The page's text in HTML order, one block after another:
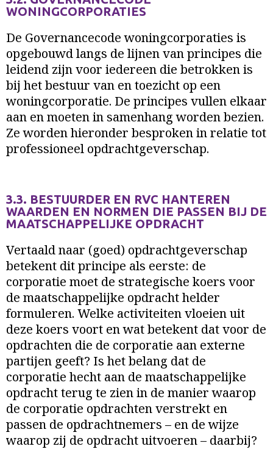
WONINGCORPORATIES
De Governancecode woningcorporaties is
opgebouwd langs de lijnen van principes die
leidend zijn voor iedereen die betrokken is
bij het bestuur van en toezicht op een
woningcorporatie. De principes vullen elkaar
aan en moeten in samenhang worden bezien.
Ze worden hieronder besproken in relatie tot
professioneel opdrachtgeverschap.
3.3. BESTUURDER EN RVC HANTEREN
WAARDEN EN NORMEN DIE PASSEN BIJ DE
MAATSCHAPPELIJKE OPDRACHT
Vertaald naar (goed) opdrachtgeverschap
betekent dit principe als eerste: de
corporatie moet de strategische koers voor
de maatschappelijke opdracht helder
formuleren. Welke activiteiten vloeien uit
deze koers voort en wat betekent dat voor de
opdrachten die de corporatie aan externe
partijen geeft? Is het belang dat de
corporatie hecht aan de maatschappelijke
opdracht terug te zien in de manier waarop
de corporatie opdrachten verstrekt en
passen de opdrachtnemers – en de wijze
waarop zij de opdracht uitvoeren – daarbij?